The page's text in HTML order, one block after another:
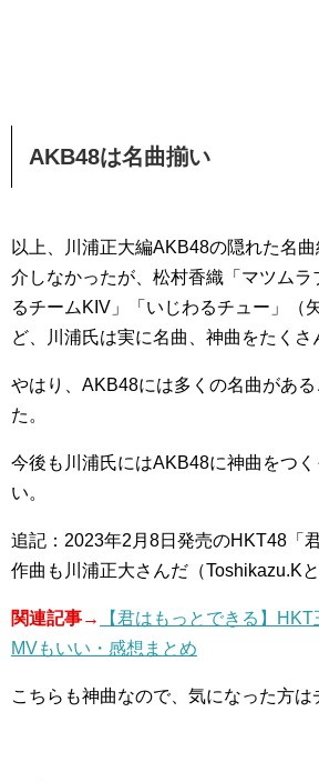
AKB48は名曲揃い
以上、川浦正大編AKB48の隠れた名
介しなかったが、松村香織「マツムラ
るチームKIV」「いじわるチュー」（
ど、川浦氏は実に名曲、神曲をたくさ
やはり、AKB48には多くの名曲があ
た。
今後も川浦氏にはAKB48に神曲をつ
い。
追記：2023年2月8日発売のHKT48「
作曲も川浦正大さんだ（Toshikazu.Kと
関連記事→
【君はもっとできる】
MVもいい・感想まとめ
こちらも神曲なので、気になった方は